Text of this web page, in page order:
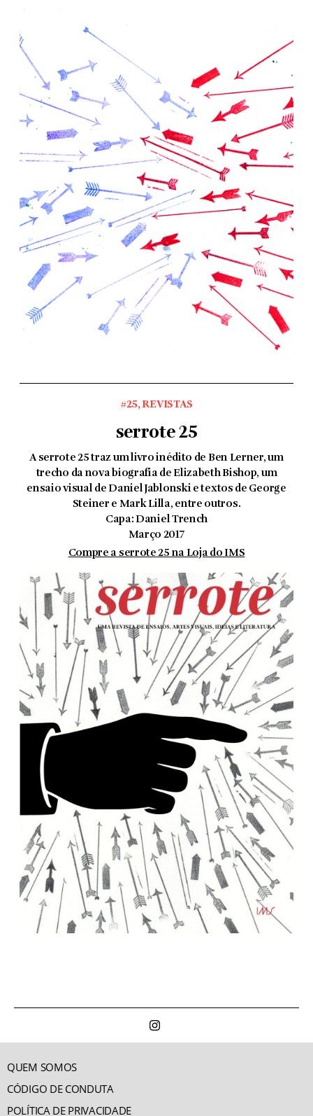
#25,REVISTAS
serrote 25
A serrote 25 traz um livro inédito de Ben Lerner, um
trecho da nova biografia de Elizabeth Bishop, um
ensaio visual de Daniel Jablonski e textos de George
Steiner e Mark Lilla, entre outros.
Capa: Daniel Trench
Março 2017
Compre a serrote 25 na Loja do IMS
QUEM SOMOS
CÓDIGO DE CONDUTA
POLÍTICA DE PRIVACIDADE